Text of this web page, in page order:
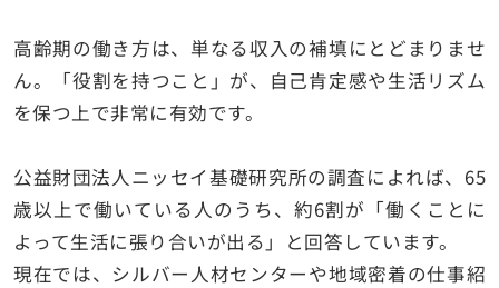
高齢期の働き方は、単なる収入の補填にとどまりませ
ん。「役割を持つこと」が、自己肯定感や生活リズム
を保つ上で非常に有効です。
公益財団法人ニッセイ基礎研究所の調査によれば、65
歳以上で働いている人のうち、約6割が「働くことに
よって生活に張り合いが出る」と回答しています。
現在では、シルバー人材センターや地域密着の仕事紹